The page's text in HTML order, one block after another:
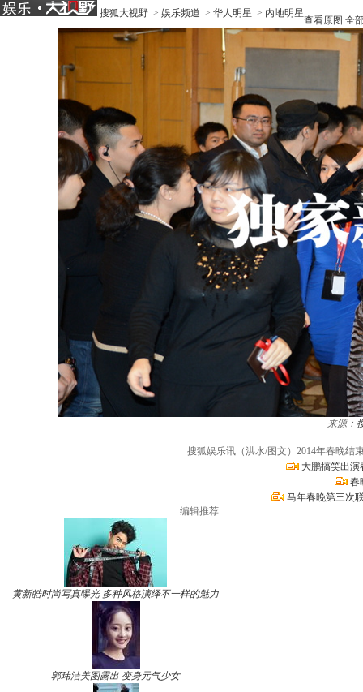
搜狐大视野 > 娱乐频道 > 华人明星 > 内地明星
查看原图 全
来源：
搜狐娱乐讯（洪水/图文）2014年春晚结
大鹏搞笑出
春
马年春晚第三次
编辑推荐
黄新皓时尚写真曝光 多种风格演绎不一样的魅力
郭玮洁美图露出 变身元气少女